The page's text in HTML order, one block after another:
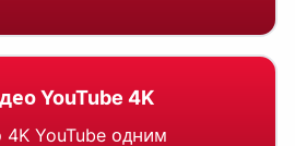
YouTube 4K
4K YouTube одним